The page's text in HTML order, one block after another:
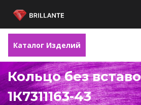
Каталог Изделий
Кольцо без
1К7311163-43